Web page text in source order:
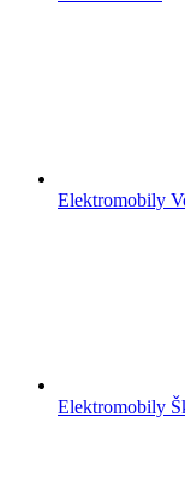
Elektromobily
Elektromobily